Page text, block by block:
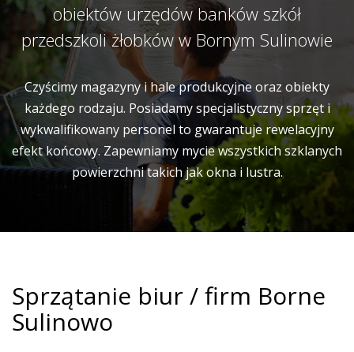
obiektów urzędów banków szkół
przedszkoli żłobków w Bornym Sulinowie
Czyścimy magazyny i hale produkcyjne oraz obiekty
każdego rodzaju. Posiadamy specjalistyczny sprzęt i
wykwalifikowany personel to gwarantuje rewelacyjny
efekt końcowy. Zapewniamy mycie wszystkich szklanych
powierzchni takich jak okna i lustra.
Sprzątanie biur / firm Borne
Sulinowo